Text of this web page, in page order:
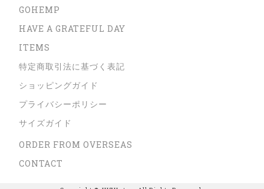
GOHEMP
HAVE A GRATEFUL DAY
ITEMS
特定商取引法に基づく表記
ショッピングガイド
プライバシーポリシー
サイズガイド
ORDER FROM OVERSEAS
CONTACT